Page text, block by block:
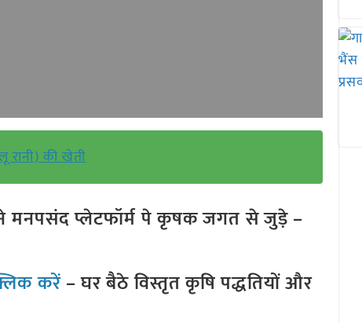
रानी) की खेती
मनपसंद प्लेटफॉर्म पे कृषक जगत से जुड़े –
करें– घर बैठे विस्तृत कृषि पद्धतियों और